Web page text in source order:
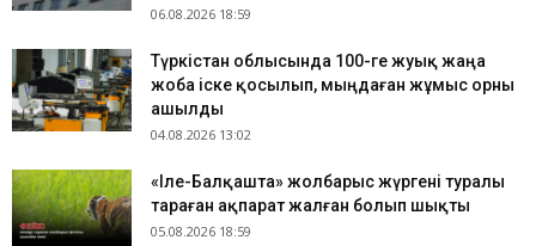
06.08.2026 18:59
Түркістан облысында 100-ге жуық жаңа
жоба іске қосылып, мыңдаған жұмыс орны
ашылды
04.08.2026 13:02
«Іле-Балқашта» жолбарыс жүргені туралы
тараған ақпарат жалған болып шықты
05.08.2026 18:59